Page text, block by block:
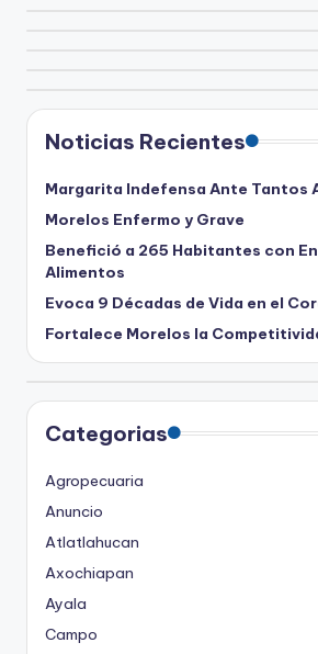
Noticias Recientes
Margarita Indefensa Ante Tantos
Morelos Enfermo y Grave
Benefició a 265 Habitantes con
Alimentos
Evoca 9 Décadas de Vida en el
Fortalece Morelos la
Categorias
Agropecuaria
Anuncio
Atlatlahucan
Axochiapan
Ayala
Campo